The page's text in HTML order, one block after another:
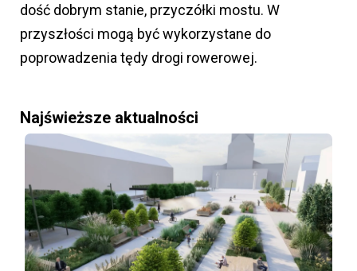
dość dobrym stanie, przyczółki mostu. W
przyszłości mogą być wykorzystane do
poprowadzenia tędy drogi rowerowej.
Najświeższe aktualności